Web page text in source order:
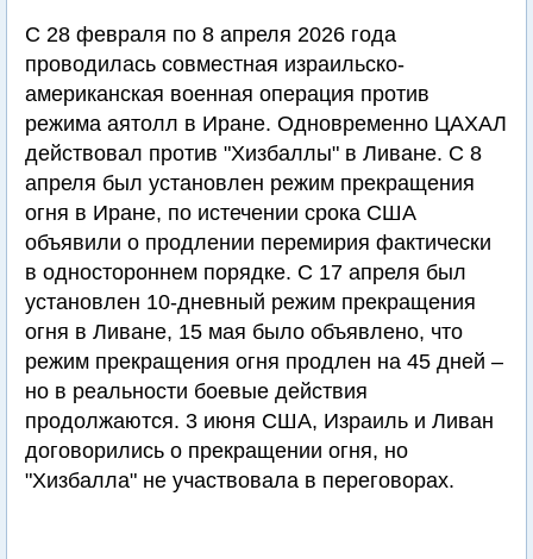
С 28 февраля по 8 апреля 2026 года
проводилась совместная израильско-
американская военная операция против
режима аятолл в Иране. Одновременно ЦАХАЛ
действовал против "Хизбаллы" в Ливане. С 8
апреля был установлен режим прекращения
огня в Иране, по истечении срока США
объявили о продлении перемирия фактически
в одностороннем порядке. С 17 апреля был
установлен 10-дневный режим прекращения
огня в Ливане, 15 мая было объявлено, что
режим прекращения огня продлен на 45 дней –
но в реальности боевые действия
продолжаются. 3 июня США, Израиль и Ливан
договорились о прекращении огня, но
"Хизбалла" не участвовала в переговорах.